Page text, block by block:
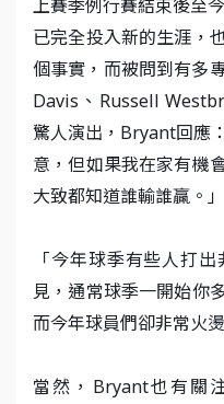
上賽季例行賽結束後至
已完全投入新的生涯，
個事實，而被問到有多
Davis、Russell
驚人演出，Bryant回應
意，但如果我在家有機
大致都知道誰輸誰贏。」
「今年球季有些人打
見，通常球季一開始你
而今年球員們卻非常火
當然，Bryant也有關